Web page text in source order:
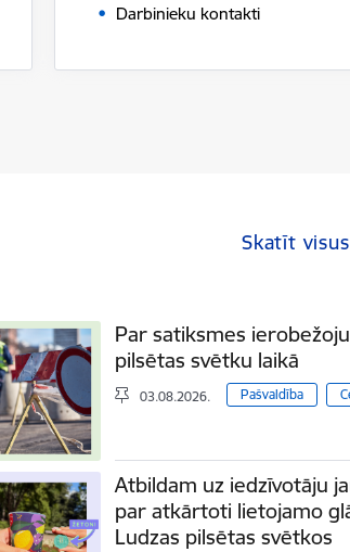
Darbinieku kontakti
Skatīt
Par satiksmes
pilsētas svētku laikā
03.08.2026. Pašvaldība
Atbildam uz iedzīvotāju
par atkārtoti lietojamo
Ludzas pilsētas svētkos